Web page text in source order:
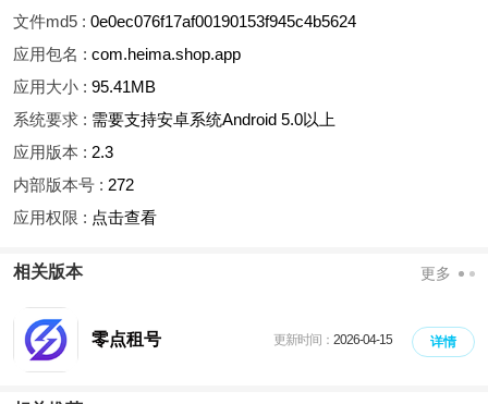
文件md5 : 0e0ec076f17af00190153f945c4b5624
应用包名 : com.heima.shop.app
应用大小 : 95.41MB
系统要求 : 需要支持安卓系统Android 5.0以上
应用版本 : 2.3
内部版本号 : 272
应用权限 : 点击查看
相关版本 更多
零点租号 更新时间： 2026-04-15 详情